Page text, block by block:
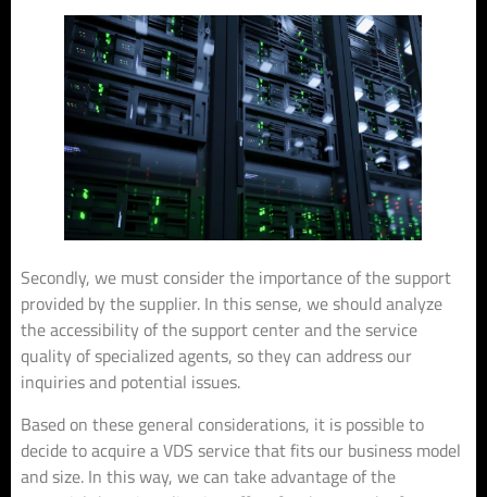
Secondly, we must consider the importance of the support
provided by the supplier. In this sense, we should analyze
the accessibility of the support center and the service
quality of specialized agents, so they can address our
inquiries and potential issues.
Based on these general considerations, it is possible to
decide to acquire a VDS service that fits our business model
and size. In this way, we can take advantage of the